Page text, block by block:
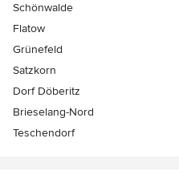
Schönwalde
Flatow
Grünefeld
Satzkorn
Dorf Döberitz
Brieselang-Nord
Teschendorf